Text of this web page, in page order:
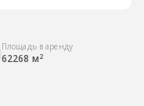
Площадь в аренду
62268 м2